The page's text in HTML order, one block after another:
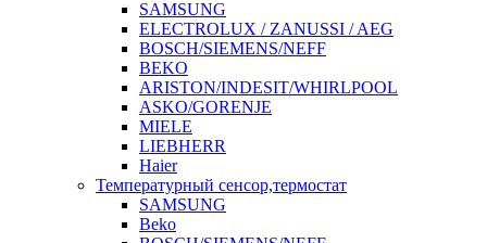
SAMSUNG
ELECTROLUX / ZANUSSI / AEG
BOSCH/SIEMENS/NEFF
BEKO
ARISTON/INDESIT/WHIRLPOOL
ASKO/GORENJE
MIELE
LIEBHERR
Haier
Температурный сенсор,термостат
SAMSUNG
Beko